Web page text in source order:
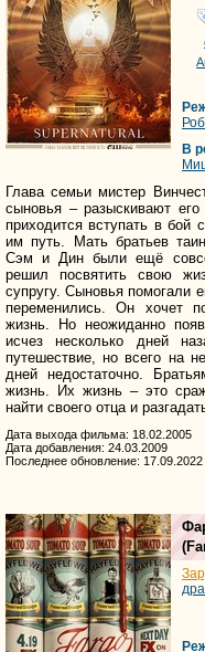
В
Глава семьи мистер
сыновья – разыскивают
приходится вступать в бой
им путь. Мать братьев
Сэм и Дин были ещё
решил посвятить свою
супругу. Сыновья помогали
переменились. Он хочет
жизнь. Но неожиданно
исчез несколько дней
путешествие, но всего на
дней недостаточно.
жизнь. Их жизнь – это
найти своего отца и
Дата выхода фильма: 18.02.2005
Дата добавления: 24.03.2009
Последнее обновление: 17.09.2022
(